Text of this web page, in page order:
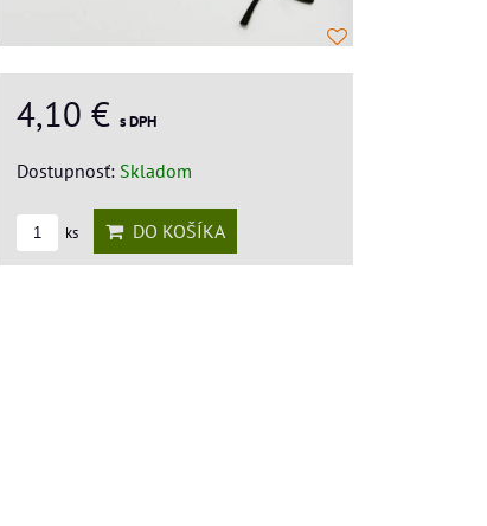
4,10 €s DPH
Dostupnosť: Skladom
ks DO KOŠÍKA